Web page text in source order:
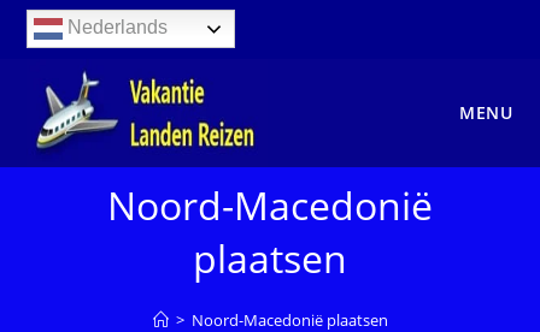
naar
Nederlands
MENU
Noord-Macedonië
plaatsen
> Noord-Macedonië plaatsen